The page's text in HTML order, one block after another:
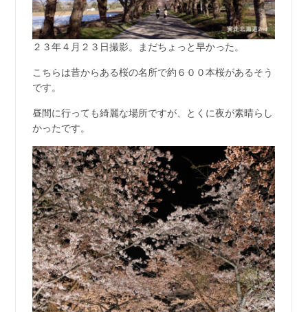
２３年４月２３日撮影。まだちょっと早かった。
こちらは昔からある桜の名所で約６００本桜があるそう
です。
昼間に行っても綺麗な場所ですが、とくに夜が素晴らし
かったです。